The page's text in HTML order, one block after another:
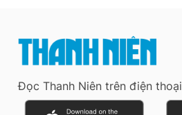
Đọc Thanh Niên trên điện thoại